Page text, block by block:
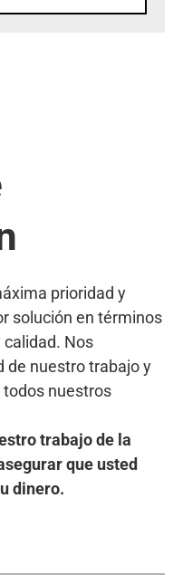
prioridad y
solución en términos
calidad. Nos
de nuestro trabajo y
nuestros
trabajo de la
que usted
dinero.